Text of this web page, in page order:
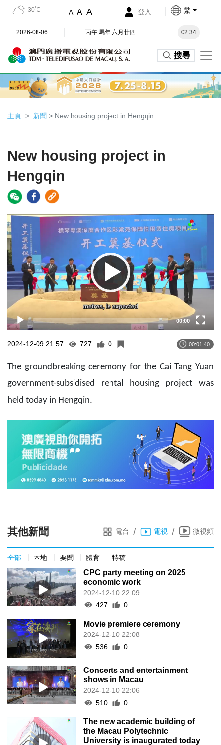
30˚C A A A 登入 繁
2026-08-06 丙午 馬年 六月廿四 02:34
搜尋
主頁 新聞 > New housing project in Hengqin
New housing project in
Hengqin
Video
Player
00:00
2024-12-09 21:57 727 0 00:01:40
The groundbreaking ceremony for the Cai Tang Yuan
government-subsidised rental housing project was
held today in Hengqin.
其他新聞 電台 / 電視 / 微視頻
全部 本地 要聞 體育 特稿
CPC party meeting on 2025
economic work
2024-12-10 22:09
427
0
Movie premiere ceremony
2024-12-10 22:08
536
0
Concerts and entertainment
shows in Macau
2024-12-10 22:06
510
0
The new academic building of
the Macau Polytechnic
University is inaugurated today